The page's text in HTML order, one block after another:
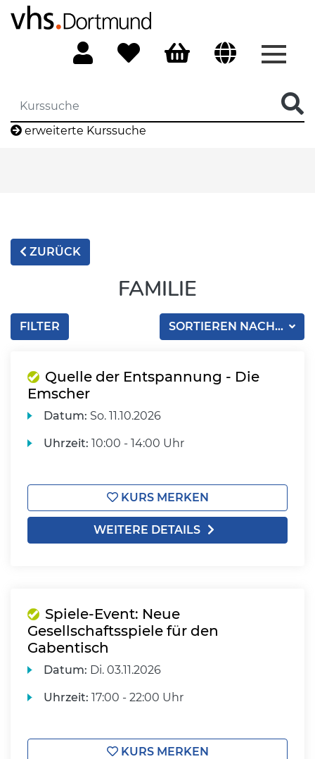
erweiterte Kurssuche
ZURÜCK
FAMILIE
SORTIEREN NACH...
FILTER
Quelle der Entspannung - Die
Emscher
Datum: So. 11.10.2026
Uhrzeit: 10:00 - 14:00 Uhr
KURS MERKEN
WEITERE DETAILS
Spiele-Event: Neue
Gesellschaftsspiele für den
Gabentisch
Datum: Di. 03.11.2026
Uhrzeit: 17:00 - 22:00 Uhr
KURS MERKEN